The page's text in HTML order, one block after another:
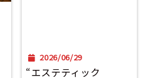
2026/06/29
“エステティック